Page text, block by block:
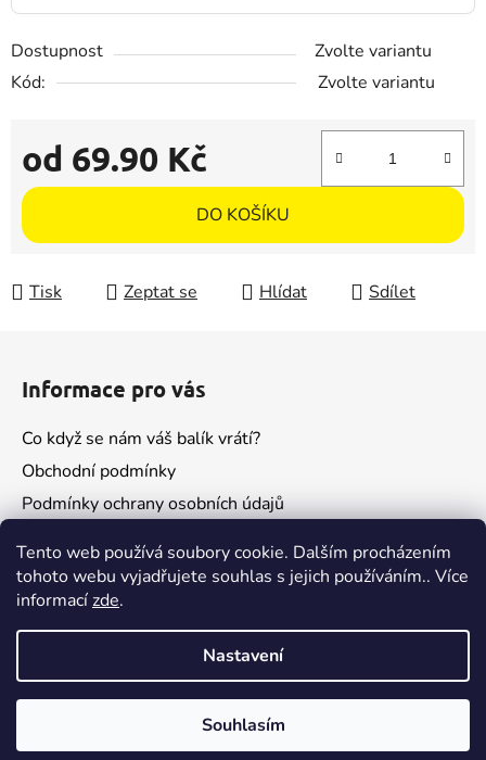
Tento web používá soubory cookie. Dalším procházením
tohoto webu vyjadřujete souhlas s jejich používáním.. Více
informacízde.
Nastavení
Souhlasím
Dostupnost
Zvolte variantu
Kód:
Zvolte variantu
od 69.90 Kč
Měrná cena:
DO KOŠÍKU
Tisk Zeptat se Hlídat Sdílet
Informace pro vás
Co když se nám váš balík vrátí?
Obchodní podmínky
Podmínky ochrany osobních údajů
Vytvořil Shoptet
Copyright 2026escent. Všechna práva vyhrazena.